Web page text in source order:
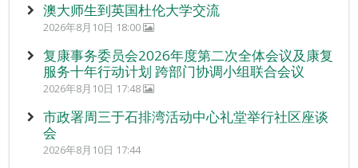
澳大师生到英国杜伦大学交流
2026年8月10日 18:00
复康事务委员会2026年度第二次全体会议及康复
服务十年行动计划 跨部门协调小组联合会议
2026年8月10日 17:48
市政署周三于石排湾活动中心礼堂举行社区座谈
会
2026年8月10日 17:44